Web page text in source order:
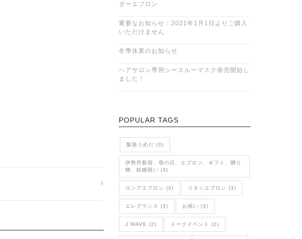
ダーエプロン
重要なお知らせ：2021年1月1日よりご購入
いただけません
冬季休業のお知らせ
ヘアサロン専用シースルーマスク発売開始し
ました！
POPULAR TAGS
阪急うめだ (3)
伊勢丹新宿、母の日、エプロン、ギフト、贈り
物、結婚祝い (3)
ロングエプロン (3) リネンエプロン (3)
エレグランス (3) お祝い (3)
J WAVE (2) トークイベント (2)